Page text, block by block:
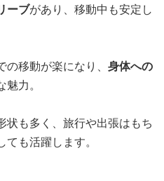
ーブがあり、移動中も安定し
移動が楽になり、 身体への
力。
状も多く、旅行や出張はもち
も活躍します。